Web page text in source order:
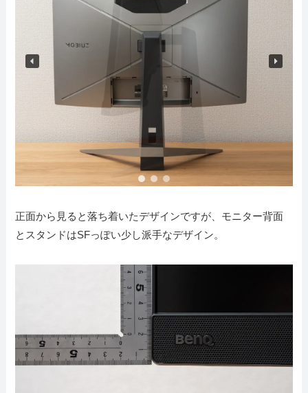
正面から見ると落ち着いたデザインですが、モニター背面
とスタンドはSFっぽい少し派手なデザイン。